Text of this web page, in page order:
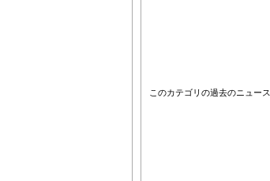
このカテゴリの過去のニュース